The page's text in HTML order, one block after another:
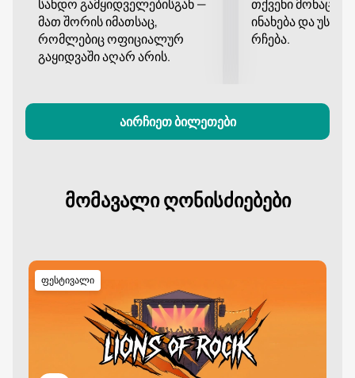
შოუს მოლოდინში, რომელიც გაგაოცებთ და
დიდხანს დაგამახსოვრებთ.
სანდო გამყიდველებისგან —
მათ შორის იმათსაც,
რომლებიც ოფიციალურ
გაყიდვაში აღარ არის.
თქვენი
ინახება და
რჩება.
აირჩიეთ ბილეთები
მომავალი ღონისძიებები
ფესტივალი